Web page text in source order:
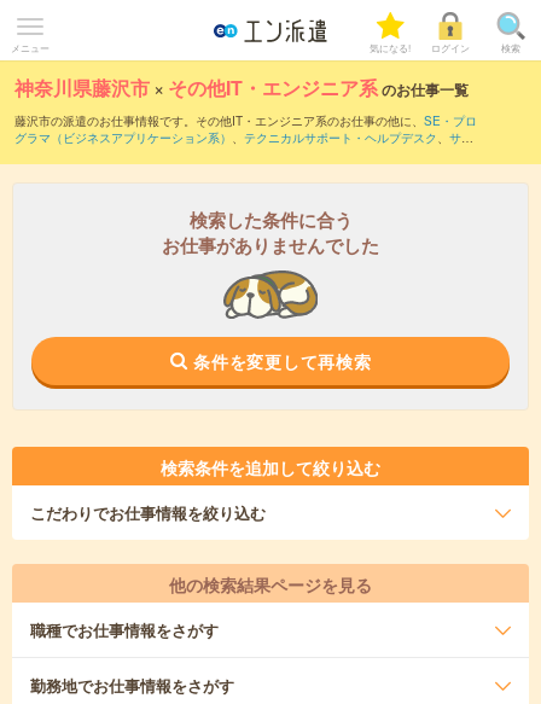
メニュー 気になる! ログイン 検索
神奈川県藤沢市 × その他IT・エンジニア系のお仕事一覧
藤沢市の派遣のお仕事情報です。その他IT・エンジニア系のお仕事の他に、 SE・プロ
グラマ（ビジネスアプリケーション系） 、 テクニカルサポート・ヘルプデスク 、 サー
検索した条件に合う
お仕事がありませんでした
条件を変更して再検索
検索条件を追加して絞り込む
こだわりでお仕事情報を絞り込む
他の検索結果ページを見る
職種でお仕事情報をさがす
勤務地でお仕事情報をさがす